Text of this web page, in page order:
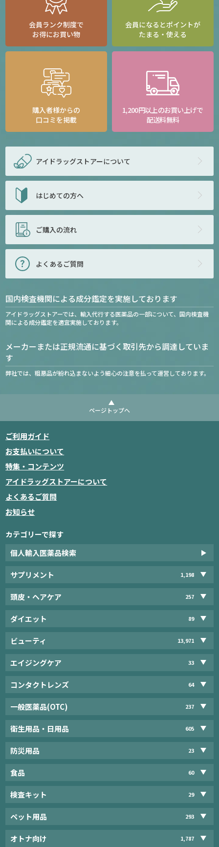
会員ランク制度で
お得にお買い物
会員になるとポイントが
たまる・使える
購入者様からの
口コミを掲載
1,200円以上のお買い上げで
配送料無料
アイドラッグストアーについて
はじめての方へ
ご購入の流れ
よくあるご質問
国内検査機関による成分鑑定を実施しております
アイドラッグストアーでは、輸入代行する医薬品の一部について、国内検査機
関による成分鑑定を適宜実施しております。
メーカーまたは正規流通に基づく取引先から調達していま
す
弊社では、粗悪品が紛れ込まないよう細心の注意を払って運営しております。
ページトップへ
ご利用ガイド
お支払いについて
特集・コンテンツ
アイドラッグストアーについて
よくあるご質問
お知らせ
カテゴリーで探す
個人輸入医薬品検索
サプリメント 1,198
頭皮・ヘアケア 257
ダイエット 89
ビューティ 13,971
エイジングケア 33
コンタクトレンズ 64
一般医薬品(OTC) 237
衛生用品・日用品 605
防災用品 23
食品 60
検査キット 29
ペット用品 293
オトナ向け 1,787